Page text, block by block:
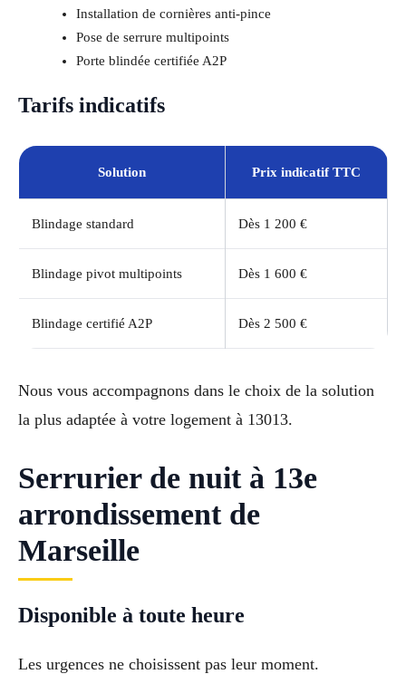
Installation de cornières anti-pince
Pose de serrure multipoints
Porte blindée certifiée A2P
Tarifs indicatifs
Solution Prix indicatif TTC
Blindage standard Dès 1 200 €
Blindage pivot multipoints Dès 1 600 €
Blindage certifié A2P Dès 2 500 €
Nous vous accompagnons dans le choix de la solution
la plus adaptée à votre logement à 13013.
Serrurier de nuit à 13e
arrondissement de
Marseille
Disponible à toute heure
Les urgences ne choisissent pas leur moment.